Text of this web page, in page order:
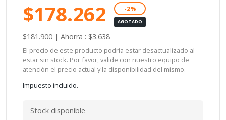
$178.262 -2%
AGOTADO
$181.900 | Ahorra : $3.638
El precio de este producto podría estar desactualizado al
estar sin stock. Por favor, valide con nuestro equipo de
atención el precio actual y la disponibilidad del mismo.
Impuesto incluido.
Stock disponible